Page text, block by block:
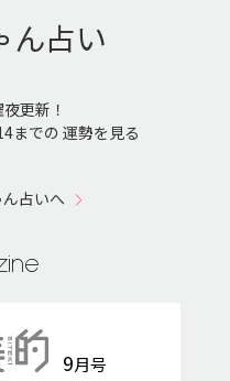
ん占い
更新！
までの 運勢を見る
占いへ
9月号